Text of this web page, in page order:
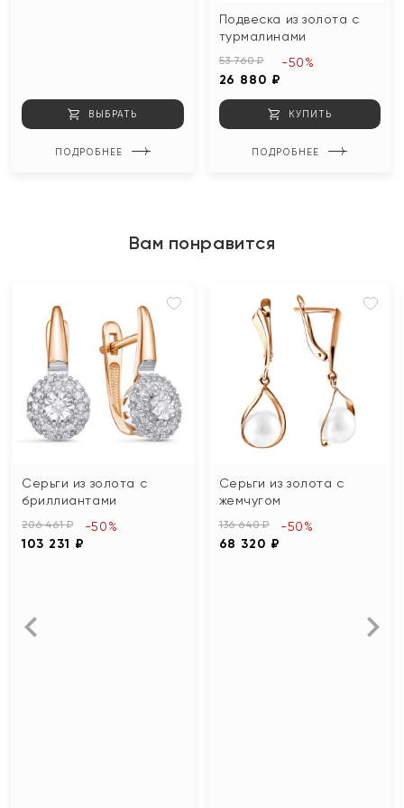
ВЫБРАТЬ
ПОДРОБНЕЕ
Подвеска из золота с
турмалинами
53 760 ₽
26 880 ₽
-50%
КУПИТЬ
ПОДРОБНЕЕ
Вам понравится
Серьги из золота с
бриллиантами
206 461 ₽
103 231 ₽
-50%
Серьги из золота с
жемчугом
136 640 ₽
68 320 ₽
-50%